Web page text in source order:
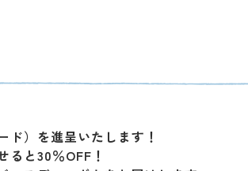
ド）を進呈いたします！
ると30％OFF！